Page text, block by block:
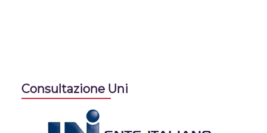
Consultazione Uni